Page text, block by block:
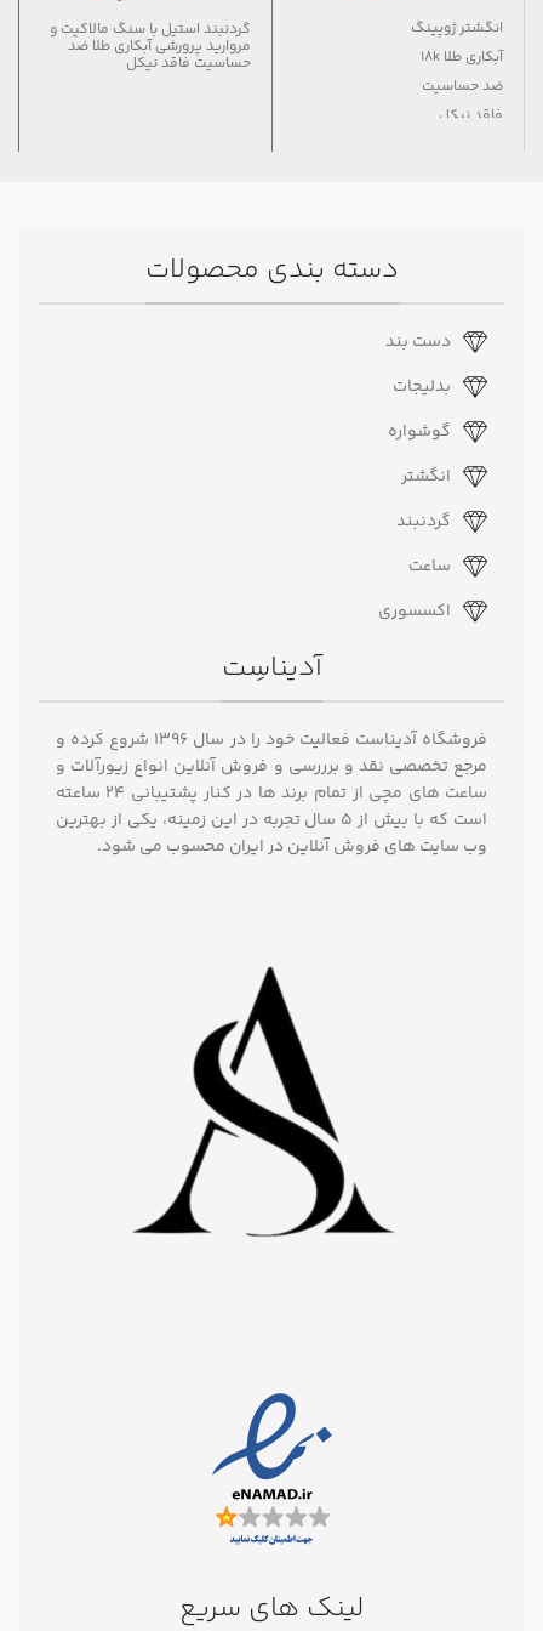
انگشتر ژوپینگ
آبکاری طلا 18k
ضد حساسیت
فاقد نیکل
گردنبند استیل با سنگ مالاکیت و
مروارید پرورشی آبکاری طلا ضد
حساسیت فاقد نیکل
دسته بندی محصولات
دست بند
بدلیجات
گوشواره
انگشتر
گردنبند
ساعت
اکسسوری
آدیناسِت
فروشگاه آدیناست فعالیت خود را در سال ۱۳۹۶ شروع کرده و
مرجع تخصصی نقد و برررسی و فروش آنلاین انواع زیورآلات و
ساعت های مچی از تمام برند ها در کنار پشتیبانی ۲۴ ساعته
است که با بیش از 5 سال تجربه در این زمینه، یکی از بهترین
وب سایت های فروش آنلاین در ایران محسوب می شود.
لینک های سریع